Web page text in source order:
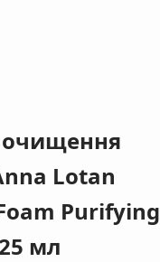
очищення
Lotan
Purifying
мл